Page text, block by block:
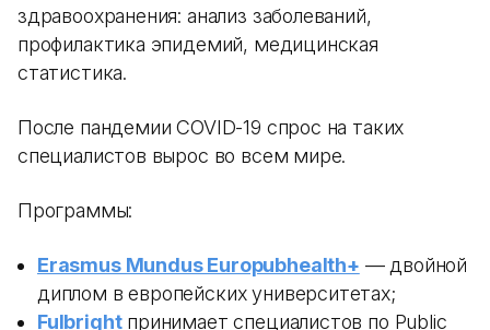
здравоохранения: анализ заболеваний,
профилактика эпидемий, медицинская
статистика.
После пандемии COVID-19 спрос на таких
специалистов вырос во всем мире.
Программы:
Erasmus Mundus Europubhealth+ — двойной
диплом в европейских университетах;
Fulbrightпринимает специалистов по Public